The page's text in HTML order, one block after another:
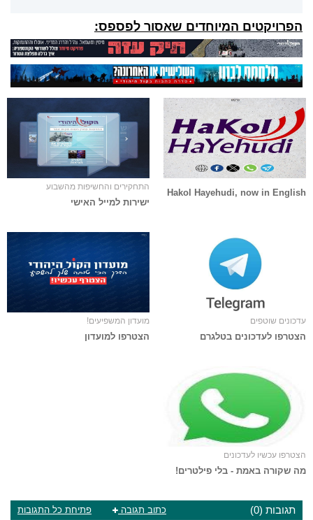
הפרויקטים המיוחדים שאסור לפספס:
Hakol Hayehudi, now in English
התחקירים והחשיפות מהשבוע
ישירות למייל האישי
עדכונים שוטפים
הצטרפו לעדכונים בטלגרם
מועדון המשפיעים!
הצטרפו למועדון
הצטרפו עכשיו לעדכונים
מה שקורה באמת - בלי פילטרים!
תגובות (0) פתיחת כל התגובות כתוב תגובה